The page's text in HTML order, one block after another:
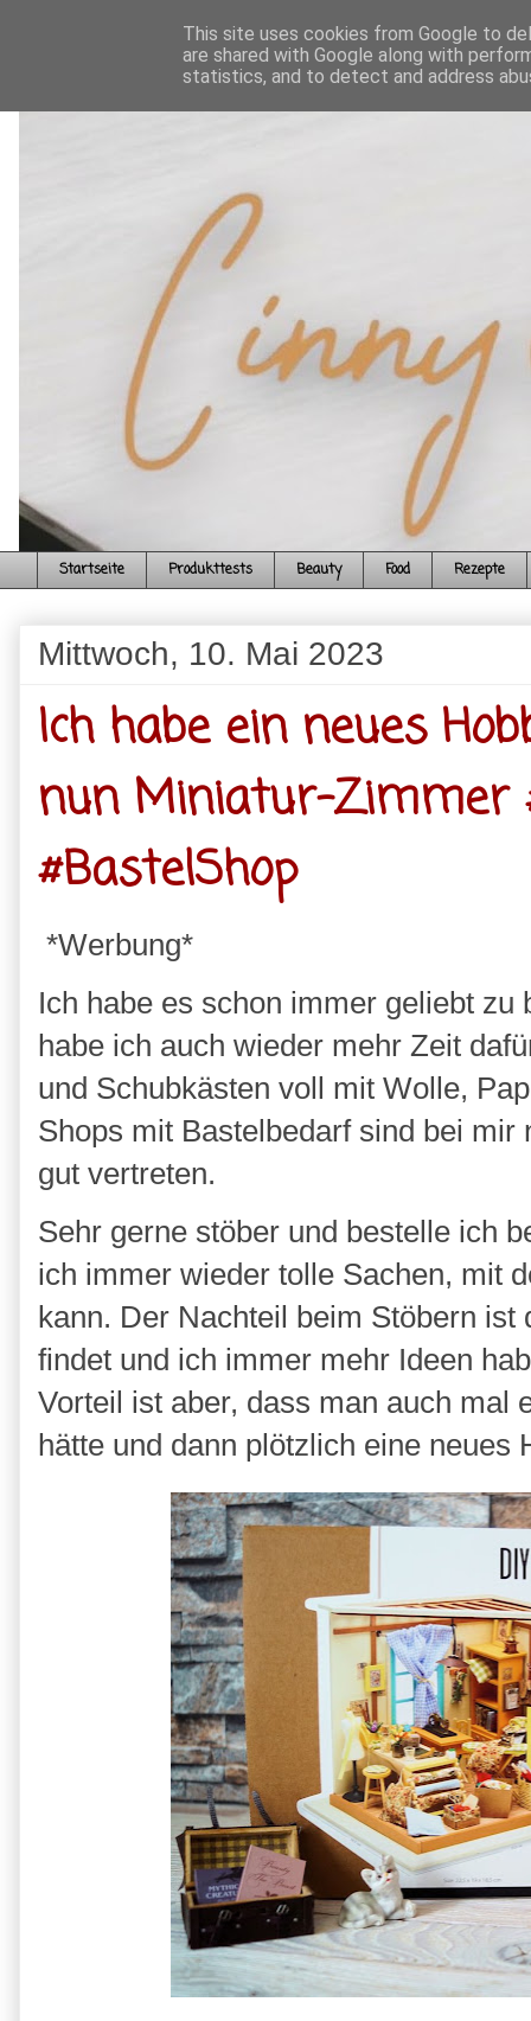
Startseite Produkttests Beauty Food Rezepte
Mittwoch, 10. Mai 2023
Ich habe ein neues
nun Miniatur-Zimmer
#BastelShop
*Werbung*
Ich habe es schon immer geliebt
habe ich auch wieder mehr Zeit
und Schubkästen voll mit Wolle,
Shops mit Bastelbedarf sind bei
gut vertreten.
Sehr gerne stöber und bestelle ich
ich immer wieder tolle Sachen, mit
kann. Der Nachteil beim Stöbern
findet und ich immer mehr Ideen
Vorteil ist aber, dass man auch mal
hätte und dann plötzlich eine neues
This site uses cookies from Google to
are shared with Google along with
statistics, and to detect and address